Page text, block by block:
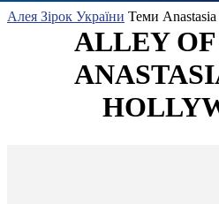
Алея Зірок України Теми
ALLEY OF